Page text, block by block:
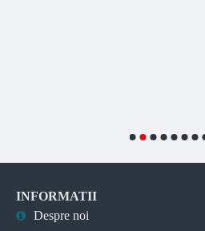
INFORMATII
Despre noi